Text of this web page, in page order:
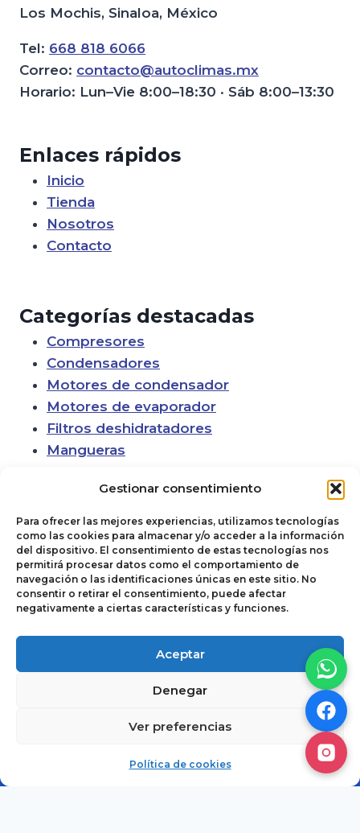
Gestionar consentimiento
Para ofrecer las mejores experiencias, utilizamos tecnologías
como las cookies para almacenar y/o acceder a la información
del dispositivo. El consentimiento de estas tecnologías nos
permitirá procesar datos como el comportamiento de
navegación o las identificaciones únicas en este sitio. No
consentir o retirar el consentimiento, puede afectar
negativamente a ciertas características y funciones.
Aceptar
Denegar
Ver preferencias
Política de cookies
Los Mochis, Sinaloa, México
Tel: 668 818 6066
Correo: contacto@autoclimas.mx
Horario: Lun–Vie 8:00–18:30 · Sáb 8:00–13:30
Enlaces rápidos
Inicio
Tienda
Nosotros
Contacto
Categorías destacadas
Compresores
Condensadores
Motores de condensador
Motores de evaporador
Filtros deshidratadores
Mangueras
Autoclimas del
Política de cookies
Términos y
Condiciones de Uso
Aviso de Privacidad
Cotizar